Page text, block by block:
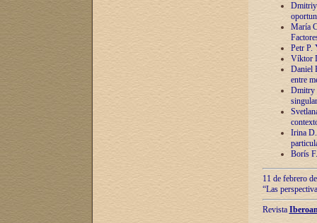
Dmitriy
María
Petr P.
Víktor
Daniel
entre
Dmitry
Irina
Borís
11 de febrero
“Las
Revista